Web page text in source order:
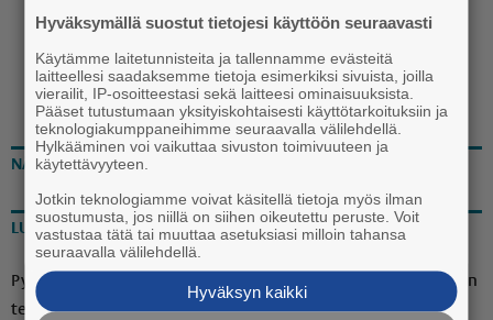
NÄKÖISLEHTI
LUETUIMMAT
Pyöröpaalien suojamuovit oli revitty rikki Voitoisissa – Ilkivallan
tekijäksi paljastui suurpeto
Hyväksymällä suostut tietojesi käyttöön seuraavasti
Käytämme laitetunnisteita ja tallennamme evästeitä
laitteellesi saadaksemme tietoja esimerkiksi sivuista, joilla
vierailit, IP-osoitteestasi sekä laitteesi ominaisuuksista.
Pääset tutustumaan yksityiskohtaisesti käyttötarkoituksiin ja
teknologiakumppaneihimme seuraavalla välilehdellä.
Hylkääminen voi vaikuttaa sivuston toimivuuteen ja
käytettävyyteen.
Jotkin teknologiamme voivat käsitellä tietoja myös ilman
suostumusta, jos niillä on siihen oikeutettu peruste. Voit
vastustaa tätä tai muuttaa asetuksiasi milloin tahansa
seuraavalla välilehdellä.
Hyväksyn kaikki